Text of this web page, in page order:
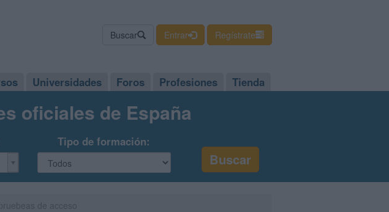
Buscar Entrar Regístrate
Universidades Foros Profesiones Tienda
oficiales de España
Tipo de formación: